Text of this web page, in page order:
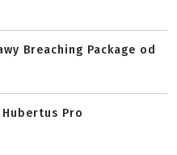
Breaching Package od
Pro